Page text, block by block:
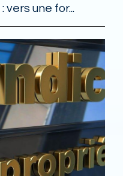
une for...